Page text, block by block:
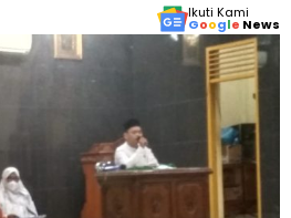
Ikuti Kami
Google News